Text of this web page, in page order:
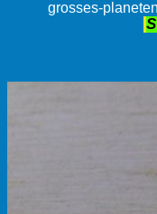
grosses-